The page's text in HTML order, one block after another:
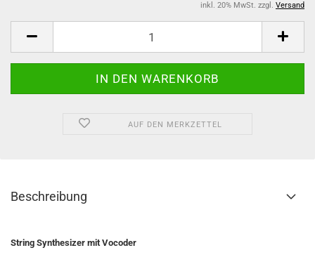
inkl. 20% MwSt. zzgl. Versand
AUF DEN MERKZETTEL
Beschreibung
String Synthesizer mit Vocoder